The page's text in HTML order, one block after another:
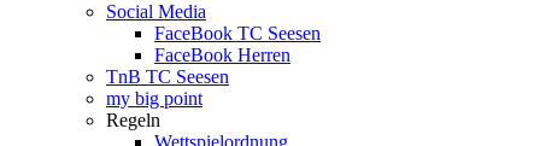
Social Media
FaceBook TC Seesen
FaceBook Herren
TnB TC Seesen
my big point
Regeln
Wettspielordnung